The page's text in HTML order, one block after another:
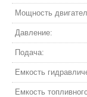
Мощность
Давление:
Подача:
Емкость
Емкость